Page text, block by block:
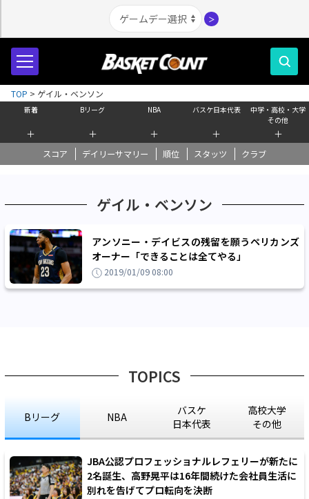
＞
新着
＋
Bリーグ
＋
NBA
＋
バスケ日本代表
＋
中学・高校・大学
その他
＋
スコア デイリーサマリー 順位 スタッツ クラブ
TOP > ゲイル・ベンソン
ゲイル・ベンソン
アンソニー・デイビスの残留を願うペリカンズ
オーナー「できることは全てやる」
2019/01/09 08:00
TOPICS
Bリーグ NBA
バスケ
日本代表
高校大学
その他
JBA公認プロフェッショナルレフェリーが新たに
2名誕生、高野晃平は16年間続けた会社員生活に
別れを告げてプロ転向を決断